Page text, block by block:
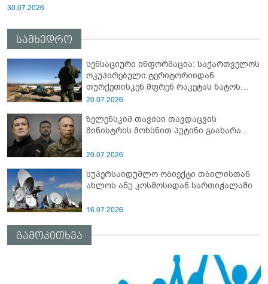
30.07.2026
სამხედრო
სენსაციური ინფორმაცია: საქართველოს
ოკუპირებული ტერიტორიიდან
თურქეთისკენ მფრენ რაკეტას ნატოს
სამიტი კინაღამ ჩაუშლია
20.07.2026
ზელენსკიმ თავისი თავდაცვის
მინისტრის მოხსნით პუტინი გაახარა...
20.07.2026
სუპერსაიდუმლო ობიექტი თბილისთან
ახლოს ანუ კოსმოსიდან სართიჭალაში
16.07.2026
გამოკითხვა